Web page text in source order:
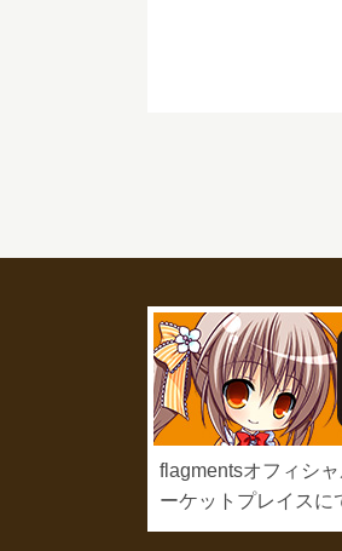
flagmentsオフィシ
ーケットプレイスに